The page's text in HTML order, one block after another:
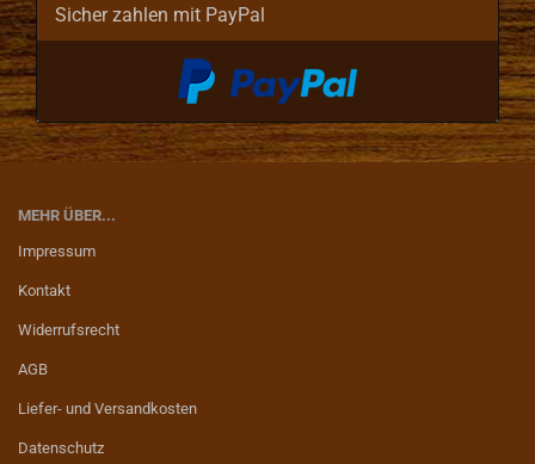
Sicher zahlen mit PayPal
MEHR ÜBER...
Impressum
Kontakt
Widerrufsrecht
AGB
Liefer- und Versandkosten
Datenschutz